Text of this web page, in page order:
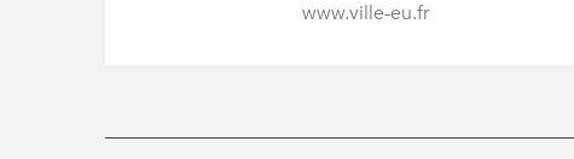
www.ville-eu.fr